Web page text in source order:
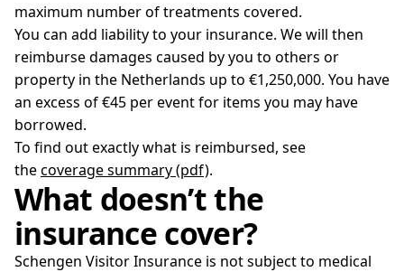
maximum number of treatments covered.
You can add liability to your insurance. We will then
reimburse damages caused by you to others or
property in the Netherlands up to €1,250,000. You have
an excess of €45 per event for items you may have
borrowed.
To find out exactly what is reimbursed, see
thecoverage summary (pdf).
What doesn’t the
insurance cover?
Schengen Visitor Insurance is not subject to medical